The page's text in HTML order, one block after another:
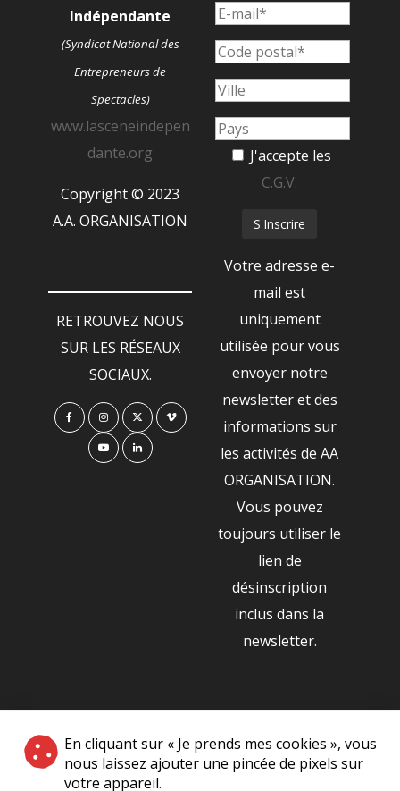
En cliquant sur « Je prends mes cookies », vous
nous laissez ajouter une pincée de pixels sur
votre appareil.
Indépendante
(Syndicat National des
Entrepreneurs de
Spectacles)
www.lasceneindepen
dante.org
Copyright © 2023
A.A. ORGANISATION
RETROUVEZ NOUS
SUR LES RÉSEAUX
SOCIAUX.
J'accepte les
C.G.V.
Votre adresse e-
mail est
uniquement
utilisée pour vous
envoyer notre
newsletter et des
informations sur
les activités de AA
ORGANISATION.
Vous pouvez
toujours utiliser le
lien de
désinscription
inclus dans la
newsletter.
NOS PARTENAIRES
|